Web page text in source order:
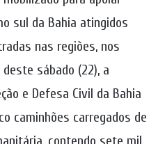
sul da Bahia atingidos
nas regiões, nos
sábado (22), a
e Defesa Civil da Bahia
caminhões carregados de
contendo sete mil